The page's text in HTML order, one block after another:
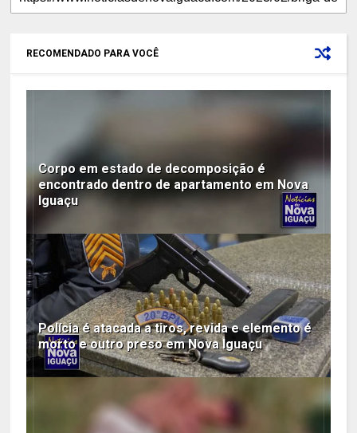
RECOMENDADO PARA VOCÊ
Corpo em estado de decomposição é
encontrado dentro de apartamento em Nova
Iguaçu
Polícia é atacada a tiros, revida e elemento é
morto e outro preso em Nova Iguaçu